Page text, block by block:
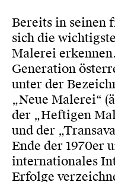
Bereits in seinen
sich die
Malerei
Generation
unter der
„Neue Malerei“
der „Heftigen
und der
Ende der 1970er
internationales
Erfolge